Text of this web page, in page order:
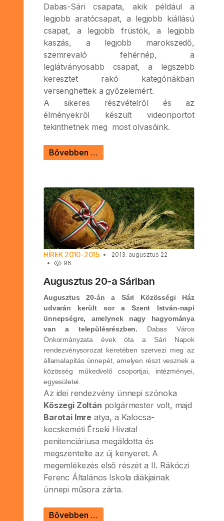
Dabas-Sári csapata, akik például a
legjobb aratócsapat, a legjobb kiállású
csapat, a legjobb früstök, a legjobb
kaszás, a legjobb marokszedő,
szemrevaló fehérnép, a
leglátványosabb csapat, a legszebb
keresztet rakó kategóriákban
versenghettek a győzelemért.
A sikeres részvételről és az
élményekről készült videoriportot
tekinthetnek meg most olvasóink.
Bővebben …
HÍREK 2010-2015
2013. augusztus 22
96
Augusztus 20-a Sáriban
Augusztus 20-án a Sári Közösségi Ház
udvarán került sor a Szent István-napi
ünnepségre, amelynek nagy hagyománya
van a településrészben. Dabas Város
Önkormányzata évek óta a Sári Napok
rendezvénysorozat keretében szervezi meg az
államalapítás ünnepét, amelyen részt vesznek a
közösség műkedvelő csoportjai, intézményei,
egyesületei.
Az idei rendezvény ünnepi szónoka
Kőszegi Zoltán polgármester volt, majd
Barotai Imre atya, a Kalocsa-
kecskeméti Érseki Hivatal
penitenciáriusa megáldotta és
megszentelte az új kenyeret. A
megemlékezés első részét a II. Rákóczi
Ferenc Általános Iskola diákjainak
ünnepi műsora zárta.
Bővebben …